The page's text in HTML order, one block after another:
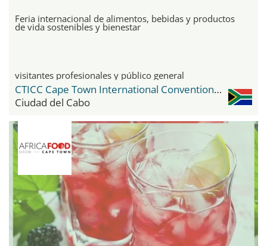
Feria internacional de alimentos, bebidas y productos
de vida sostenibles y bienestar
visitantes profesionales y público general
CTICC Cape Town International Convention Center
Ciudad del Cabo